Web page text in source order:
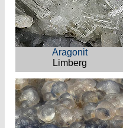
Aragonit
Limberg